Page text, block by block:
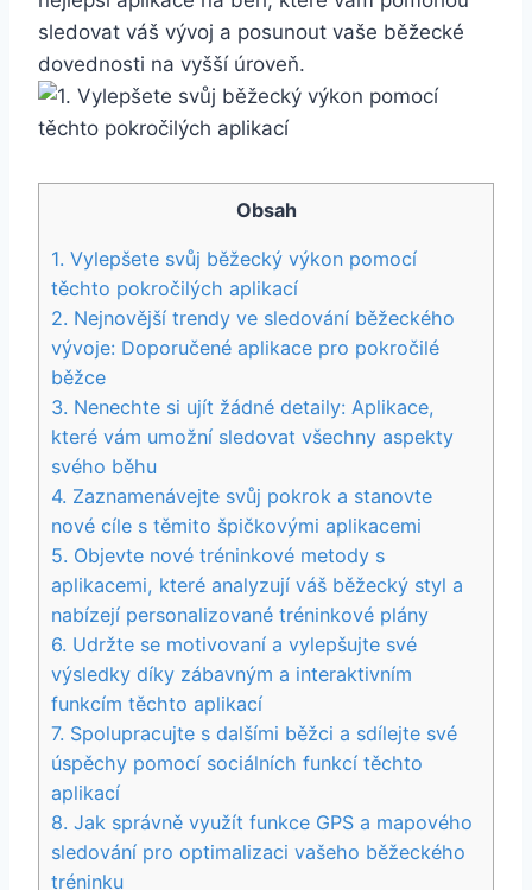
sledovat váš vývoj a posunout vaše běžecké
dovednosti na vyšší úroveň.
Obsah
1. Vylepšete svůj běžecký výkon pomocí
těchto pokročilých aplikací
2. Nejnovější trendy ve sledování běžeckého
vývoje: Doporučené aplikace pro pokročilé
běžce
3. Nenechte si ujít žádné detaily: Aplikace,
které vám umožní sledovat všechny aspekty
svého běhu
4. Zaznamenávejte svůj pokrok a stanovte
nové cíle s těmito špičkovými aplikacemi
5. Objevte nové tréninkové metody s
aplikacemi, které analyzují váš běžecký styl a
nabízejí personalizované tréninkové plány
6. Udržte se motivovaní a vylepšujte své
výsledky díky zábavným a interaktivním
funkcím těchto aplikací
7. Spolupracujte s dalšími běžci a sdílejte své
úspěchy pomocí sociálních funkcí těchto
aplikací
8. Jak správně využít funkce GPS a mapového
sledování pro optimalizaci vašeho běžeckého
tréninku